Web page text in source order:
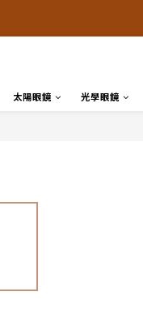
太陽眼鏡 光學眼鏡